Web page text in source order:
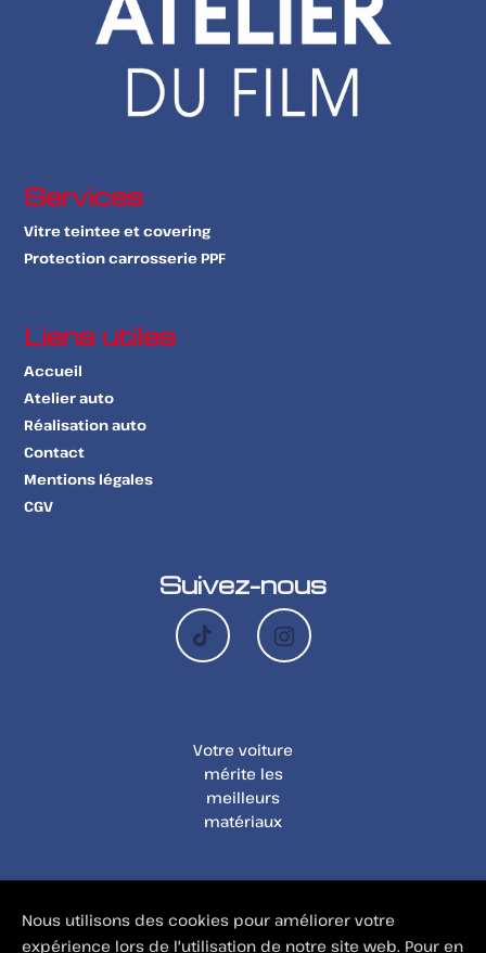
Services
Vitre teintee et covering
Protection carrosserie PPF
Liens utiles
Accueil
Atelier auto
Réalisation auto
Contact
Mentions légales
CGV
Suivez-nous
Votre voiture
mérite les
meilleurs
matériaux
Nous utilisons des cookies pour améliorer votre
expérience lors de l'utilisation de notre site web. Pour en